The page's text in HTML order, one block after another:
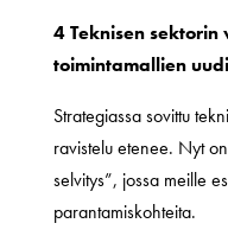
4 Teknisen
toimintamallien
Strategiassa sovittu
ravistelu etenee. Nyt
selvitys”, jossa meille
parantamiskohteita.